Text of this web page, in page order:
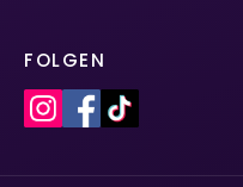
FOLGEN